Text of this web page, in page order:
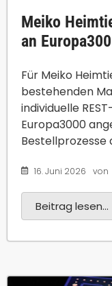
Meiko
an
16. Juni 2026 von
Für Meiko
bestehenden
individuelle
Europa3000
Bestellprozesse
Beitrag lesen...